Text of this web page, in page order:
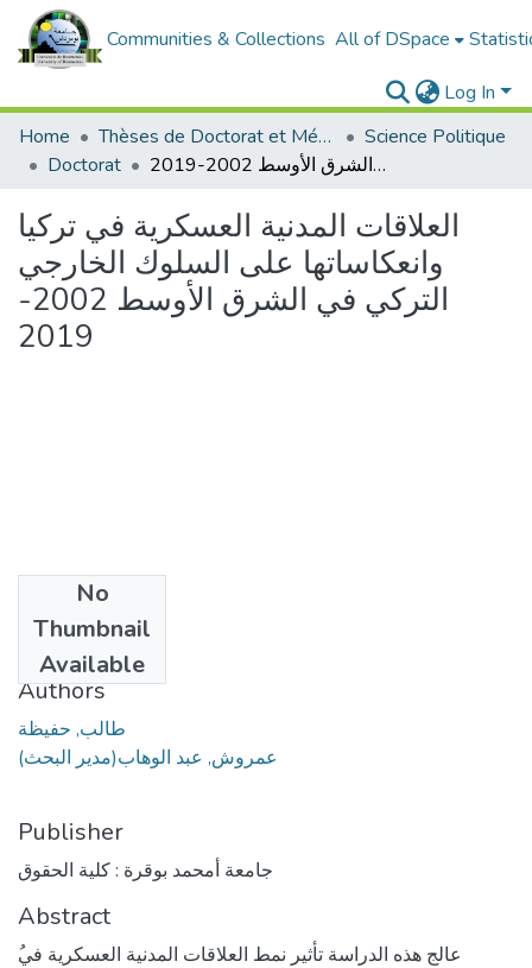
Communities & Collections All of DSpace
Log In
Home
Thèses de Doctorat et Mémoires de Magister
Science Politique
Doctorat
العلاقات المدنية العسكرية في تركيا وانعكاساتها على السلوك الخارجي التركي في الشرق الأوسط 2002-2019
العلاقات المدنية العسكرية في تركيا
وانعكاساتها على السلوك الخارجي
التركي في الشرق الأوسط 2002-
2019
No
Thumbnail
Available
2021
Authors
طالب, حفيظة
عمروش, عبد الوهاب(مدير البحث)
Publisher
جامعة أمحمد بوقرة : كلية الحقوق
Abstract